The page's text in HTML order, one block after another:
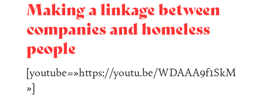
Making a linkage between
companies and homeless
people
[youtube=»https://youtu.be/WDAAA9f1SkM
»]